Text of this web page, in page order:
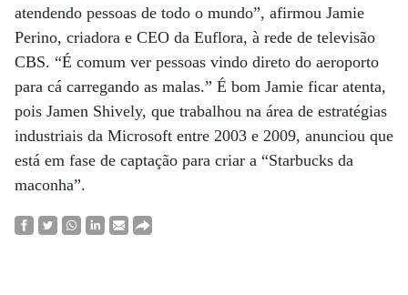
atendendo pessoas de todo o mundo”, afirmou Jamie
Perino, criadora e CEO da Euflora, à rede de televisão
CBS. “É comum ver pessoas vindo direto do aeroporto
para cá carregando as malas.” É bom Jamie ficar atenta,
pois Jamen Shively, que trabalhou na área de estratégias
industriais da Microsoft entre 2003 e 2009, anunciou que
está em fase de captação para criar a “Starbucks da
maconha”.